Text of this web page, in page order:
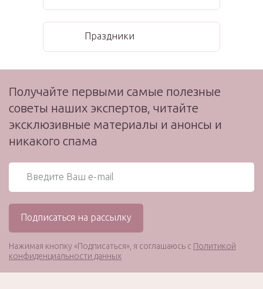
Праздники
Получайте первыми самые полезные
советы наших экспертов, читайте
эксклюзивные материалы и анонсы и
никакого спама
Нажимая кнопку «Подписаться», я соглашаюсь с Политикой
конфиденциальности данных